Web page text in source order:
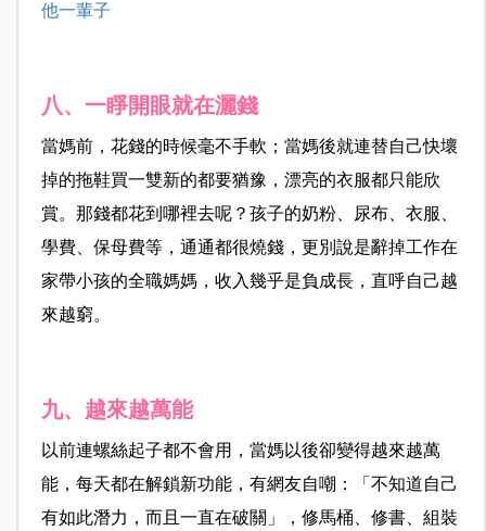
他一輩子
八、一睜開眼就在灑錢
當媽前，花錢的時候毫不手軟；當媽後就連替自己快壞
掉的拖鞋買一雙新的都要猶豫，漂亮的衣服都只能欣
賞。那錢都花到哪裡去呢？孩子的奶粉、尿布、衣服、
學費、保母費等，通通都很燒錢，更別說是辭掉工作在
家帶小孩的全職媽媽，收入幾乎是負成長，直呼自己越
來越窮。
九、越來越萬能
以前連螺絲起子都不會用，當媽以後卻變得越來越萬
能，每天都在解鎖新功能，有網友自嘲：「不知道自己
有如此潛力，而且一直在破關」，修馬桶、修書、組裝